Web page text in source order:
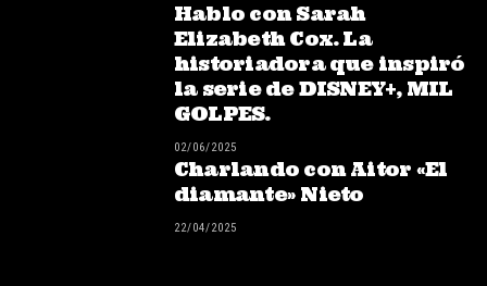
Hablo con Sarah
Elizabeth Cox. La
historiadora que inspiró
la serie de DISNEY+, MIL
GOLPES.
02/06/2025
Charlando con Aitor «El
diamante» Nieto
22/04/2025